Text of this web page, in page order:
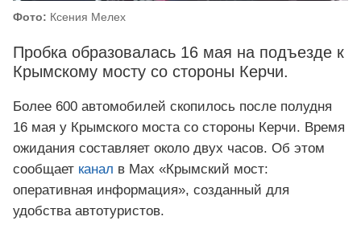
Фото: Ксения Мелех
Пробка образовалась 16 мая на подъезде к
Крымскому мосту со стороны Керчи.
Более 600 автомобилей скопилось после полудня
16 мая у Крымского моста со стороны Керчи. Время
ожидания составляет около двух часов. Об этом
сообщает канал в Мах «Крымский мост:
оперативная информация», созданный для
удобства автотуристов.